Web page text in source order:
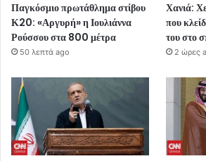
Παγκόσμιο πρωτάθλημα στίβου
Κ20: «Αργυρή» η Ιουλιάννα
Ρούσσου στα 800 μέτρα
50 λεπτά ago
Χανιά:
που
του στο
2 ώρες